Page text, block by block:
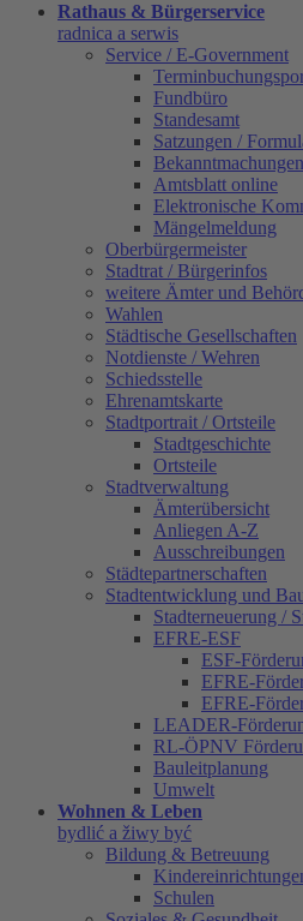
Rathaus & Bürgerservice
radnica a serwis
Service / E-Government
Fundbüro
Standesamt
Satzungen /
Bekanntmachungen
Amtsblatt online
Elektronische
Mängelmeldung
Oberbürgermeister
Stadtrat / Bürgerinfos
weitere Ämter und
Wahlen
Städtische Gesellschaften
Notdienste / Wehren
Schiedsstelle
Ehrenamtskarte
Stadtportrait / Ortsteile
Stadtgeschichte
Ortsteile
Stadtverwaltung
Ämterübersicht
Anliegen A-Z
Ausschreibungen
Städtepartnerschaften
Stadtentwicklung und
Stadterneuerung /
EFRE-ESF
ESF-
EFRE-
EFRE-
LEADER-
RL-ÖPNV
Bauleitplanung
Umwelt
Wohnen & Leben
bydlić a žiwy być
Bildung & Betreuung
Schulen